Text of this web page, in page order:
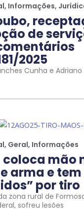
, Informações,
de
2025
Cunha e
, Geral, Informações
coloca mão
arma e
por tiro
zona rural de
sofreu lesões